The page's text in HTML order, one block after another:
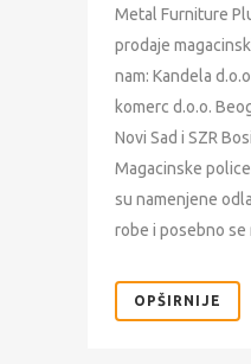
Metal Furniture
prodaje
nam: Kandela
komerc d.o.o.
Novi Sad i SZR
Magacinske
su namenjene
robe i posebno se
OPŠIRNIJE